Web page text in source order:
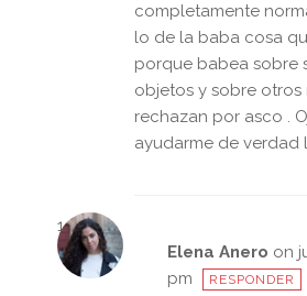
completamente
lo de la baba cosa
porque babea sobre
objetos y sobre
rechazan por asco .
ayudarme de verdad
Elena Anero on
pm
RESPONDER